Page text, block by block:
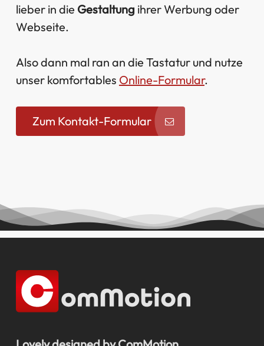
lieber in die Gestaltung ihrer Werbung oder
Webseite.
Also dann mal ran an die Tastatur und nutze
unser komfortables Online-Formular.
Zum Kontakt-Formular